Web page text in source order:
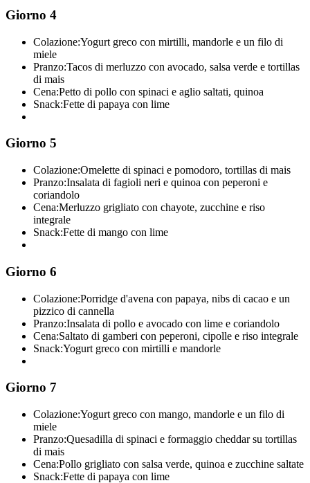
Giorno 4
Colazione:Yogurt greco con mirtilli, mandorle e un filo di
miele
Pranzo:Tacos di merluzzo con avocado, salsa verde e tortillas
di mais
Cena:Petto di pollo con spinaci e aglio saltati, quinoa
Snack:Fette di papaya con lime
Giorno 5
Colazione:Omelette di spinaci e pomodoro, tortillas di mais
Pranzo:Insalata di fagioli neri e quinoa con peperoni e
coriandolo
Cena:Merluzzo grigliato con chayote, zucchine e riso
integrale
Snack:Fette di mango con lime
Giorno 6
Colazione:Porridge d'avena con papaya, nibs di cacao e un
pizzico di cannella
Pranzo:Insalata di pollo e avocado con lime e coriandolo
Cena:Saltato di gamberi con peperoni, cipolle e riso integrale
Snack:Yogurt greco con mirtilli e mandorle
Giorno 7
Colazione:Yogurt greco con mango, mandorle e un filo di
miele
Pranzo:Quesadilla di spinaci e formaggio cheddar su tortillas
di mais
Cena:Pollo grigliato con salsa verde, quinoa e zucchine saltate
Snack:Fette di papaya con lime